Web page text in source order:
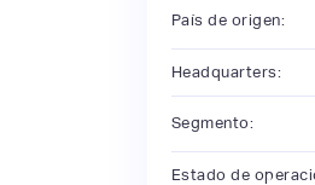
País de origen:
Headquarters:
Segmento:
Estado de